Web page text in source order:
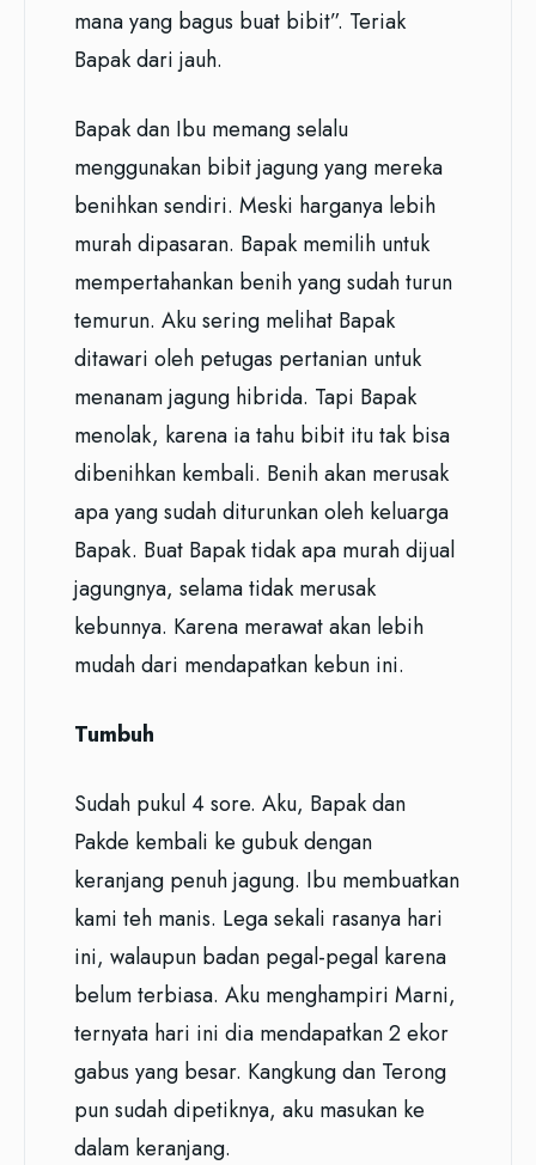
mana yang bagus buat bibit”. Teriak
Bapak dari jauh.
Bapak dan Ibu memang selalu
menggunakan bibit jagung yang mereka
benihkan sendiri. Meski harganya lebih
murah dipasaran. Bapak memilih untuk
mempertahankan benih yang sudah turun
temurun. Aku sering melihat Bapak
ditawari oleh petugas pertanian untuk
menanam jagung hibrida. Tapi Bapak
menolak, karena ia tahu bibit itu tak bisa
dibenihkan kembali. Benih akan merusak
apa yang sudah diturunkan oleh keluarga
Bapak. Buat Bapak tidak apa murah dijual
jagungnya, selama tidak merusak
kebunnya. Karena merawat akan lebih
mudah dari mendapatkan kebun ini.
Tumbuh
Sudah pukul 4 sore. Aku, Bapak dan
Pakde kembali ke gubuk dengan
keranjang penuh jagung. Ibu membuatkan
kami teh manis. Lega sekali rasanya hari
ini, walaupun badan pegal-pegal karena
belum terbiasa. Aku menghampiri Marni,
ternyata hari ini dia mendapatkan 2 ekor
gabus yang besar. Kangkung dan Terong
pun sudah dipetiknya, aku masukan ke
dalam keranjang.